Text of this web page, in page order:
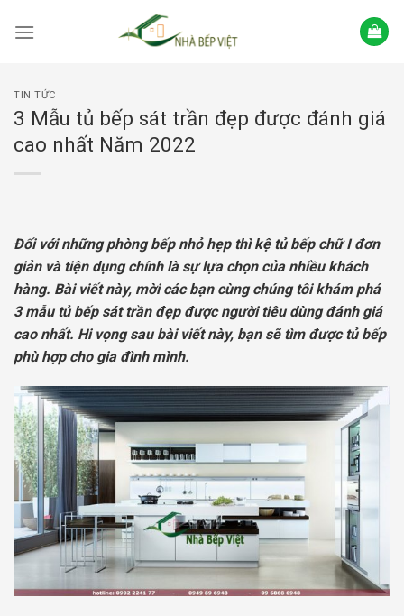
TIN TỨC
3 Mẫu tủ bếp sát trần đẹp được đánh giá
cao nhất Năm 2022
Đối với những phòng bếp nhỏ hẹp thì kệ tủ bếp chữ I đơn
giản và tiện dụng chính là sự lựa chọn của nhiều khách
hàng. Bài viết này, mời các bạn cùng chúng tôi khám phá
3 mẫu tủ bếp sát trần đẹp được người tiêu dùng đánh giá
cao nhất. Hi vọng sau bài viết này, bạn sẽ tìm được tủ bếp
phù hợp cho gia đình mình.